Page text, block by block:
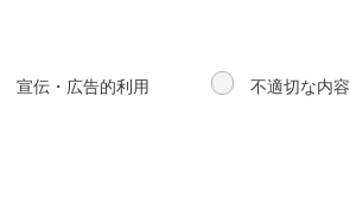
宣伝・広告的利用 不適切な内容